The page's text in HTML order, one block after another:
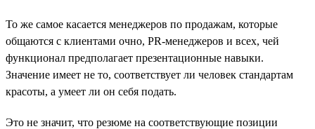
То же самое касается менеджеров по продажам, которые
общаются с клиентами очно, PR-менеджеров и всех, чей
функционал предполагает презентационные навыки.
Значение имеет не то, соответствует ли человек стандартам
красоты, а умеет ли он себя подать.
Это не значит, что резюме на соответствующие позиции